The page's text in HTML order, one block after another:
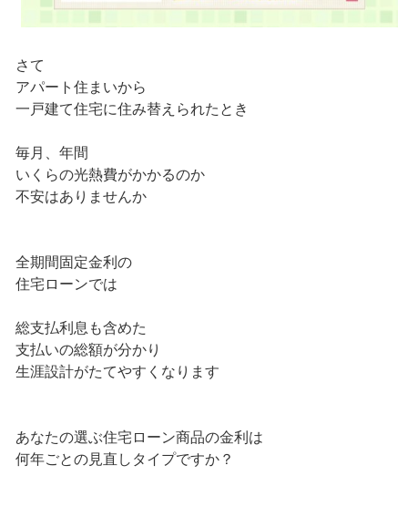
さて
アパート住まいから
一戸建て住宅に住み替えられたとき
毎月、年間
いくらの光熱費がかかるのか
不安はありませんか
全期間固定金利の
住宅ローンでは
総支払利息も含めた
支払いの総額が分かり
生涯設計がたてやすくなります
あなたの選ぶ住宅ローン商品の金利は
何年ごとの見直しタイプですか？